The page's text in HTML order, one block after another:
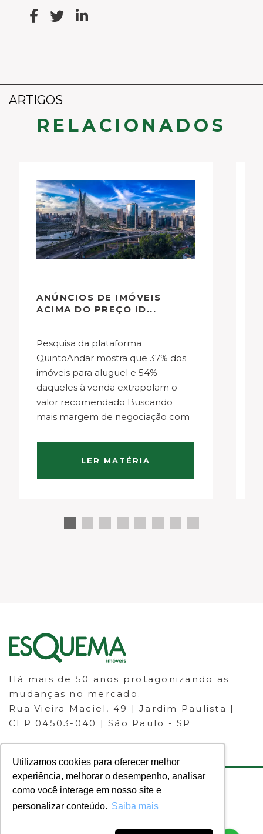
Utilizamos cookies para oferecer melhor
experiência, melhorar o desempenho, analisar
como você interage em nosso site e
personalizar conteúdo. Saiba mais
ARTIGOS
RELACIONADOS
ANÚNCIOS DE IMÓVEIS
ACIMA DO PREÇO ID...
Pesquisa da plataforma
QuintoAndar mostra que 37% dos
imóveis para aluguel e 54%
daqueles à venda extrapolam o
valor recomendado Buscando
mais margem de negociação com
incomum que proprietários de
imóveis coloquem preços de
LER MATÉRIA
Há mais de 50 anos protagonizando as
mudanças no mercado.
Rua Vieira Maciel, 49 | Jardim Paulista |
CEP 04503-040 | São Paulo - SP
© 2023 ESQUEMA IMÓVEIS - CRECI